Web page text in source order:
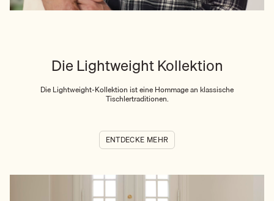
Die Lightweight Kollektion
Die Lightweight-Kollektion ist eine Hommage an klassische
Tischlertraditionen.
ENTDECKE MEHR